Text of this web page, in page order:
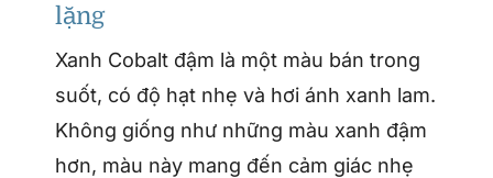
lặng
Xanh Cobalt đậm là một màu bán trong
suốt, có độ hạt nhẹ và hơi ánh xanh lam.
Không giống như những màu xanh đậm
hơn, màu này mang đến cảm giác nhẹ